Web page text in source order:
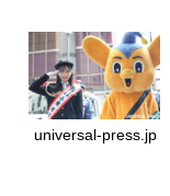
universal-press.jp